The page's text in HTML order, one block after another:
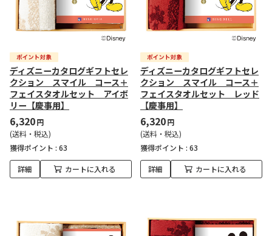
ディズニーカタログギフトセレ
クション スマイル コース＋
フェイスタオルセット アイボ
リー【慶事用】
6,320円
(送料・税込)
獲得ポイント : 63
詳細 カートに入れる
ディズニーカタログギフトセレ
クション スマイル コース＋
フェイスタオルセット レッド
【慶事用】
6,320円
(送料・税込)
獲得ポイント : 63
詳細 カートに入れる